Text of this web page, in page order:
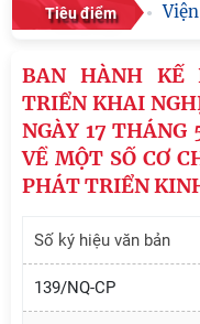
Tiêu điểm Viện
BAN HÀNH KẾ
TRIỂN KHAI
NGÀY 17 THÁNG
VỀ MỘT SỐ CƠ
PHÁT TRIỂN
Số ký hiệu văn bản
139/NQ-CP